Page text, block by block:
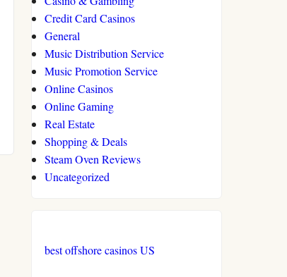
Credit Card Casinos
General
Music Distribution Service
Music Promotion Service
Online Casinos
Online Gaming
Real Estate
Shopping & Deals
Steam Oven Reviews
Uncategorized
best offshore casinos US